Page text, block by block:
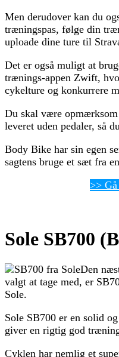
Men derudover kan du
træningspas, følge din
uploade dine ture til
Det er også muligt at
trænings-appen Zwift,
cykelture og konkurrere
Du skal være
leveret uden pedaler, så
Body Bike har sin egen
sagtens bruge et sæt fra
>>
Sole SB700
Den
valgt at tage med, er
Sole.
Sole SB700 er en solid
giver en rigtig god
Cyklen har nemlig et